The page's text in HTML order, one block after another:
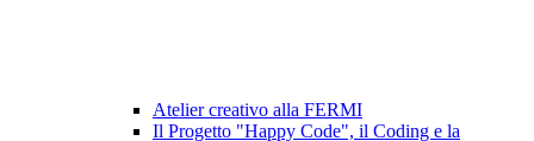
Atelier creativo alla FERMI
Il Progetto "Happy Code", il Coding e la